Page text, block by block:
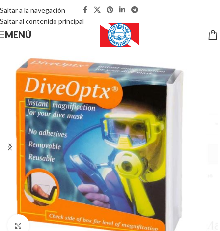
Saltar a la navegación
Saltar al contenido principal
MENÚ
Pulsa para ampliar